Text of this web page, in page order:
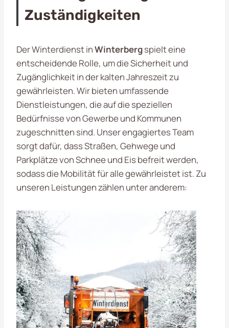
Zuständigkeiten
Der Winterdienst inWinterbergspielt eine
entscheidende Rolle, um die Sicherheit und
Zugänglichkeit in der kalten Jahreszeit zu
gewährleisten. Wir bieten umfassende
Dienstleistungen, die auf die speziellen
Bedürfnisse von Gewerbe und Kommunen
zugeschnitten sind. Unser engagiertes Team
sorgt dafür, dass Straßen, Gehwege und
Parkplätze von Schnee und Eis befreit werden,
sodass die Mobilität für alle gewährleistet ist. Zu
unseren Leistungen zählen unter anderem: